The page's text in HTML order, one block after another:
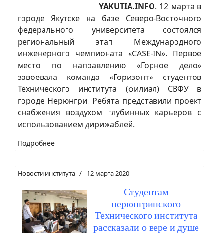
YAKUTIA.INFO. 12 марта в
городе Якутске на базе Северо-Восточного
федерального университета состоялся
региональный этап Международного
инженерного чемпионата «CASE-IN». Первое
место по направлению «Горное дело»
завоевала команда «Горизонт» студентов
Технического института (филиал) СВФУ в
городе Нерюнгри. Ребята представили проект
снабжения воздухом глубинных карьеров с
использованием дирижаблей.
Подробнее
Новости института 12 марта 2020
Студентам
нерюнгринского
Технического института
рассказали о вере и душе